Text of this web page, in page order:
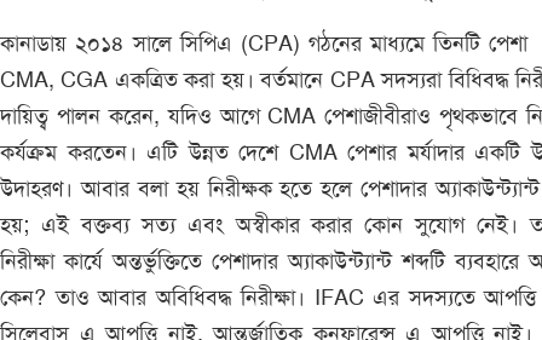
কানাডায় ২০১৪ সালে সিপিএ (CPA) গঠনের মাধ্যমে তিনটি
CMA, CGA একত্রিত করা হয়। বর্তমানে CPA সদস্যরা বিধিবদ্ধ
দায়িত্ব পালন করেন, যদিও আগে CMA পেশাজীবীরাও পৃথকভাবে
কর্যক্রম করতেন। এটি উন্নত দেশে CMA পেশার মর্যাদার একটি
উদাহরণ। আবার বলা হয় নিরীক্ষক হতে হলে পেশাদার
হয়; এই বক্তব্য সত্য এবং অস্বীকার করার কোন সুযোগ নেই।
নিরীক্ষা কার্যে অন্তর্ভুক্তিতে পেশাদার অ্যাকাউন্ট্যান্ট শব্দটি ব্যবহারে
কেন? তাও আবার অবিধিবদ্ধ নিরীক্ষা। IFAC এর সদস্যতে আপত্তি
সিলেবাস এ আপত্তি নাই, আন্তর্জাতিক কনফারেন্স এ আপত্তি